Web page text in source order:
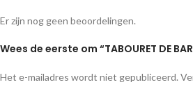
Er zijn nog geen beoordelingen.
Wees de eerste om “TABOURET DE
Het e-mailadres wordt niet gepubliceerd.